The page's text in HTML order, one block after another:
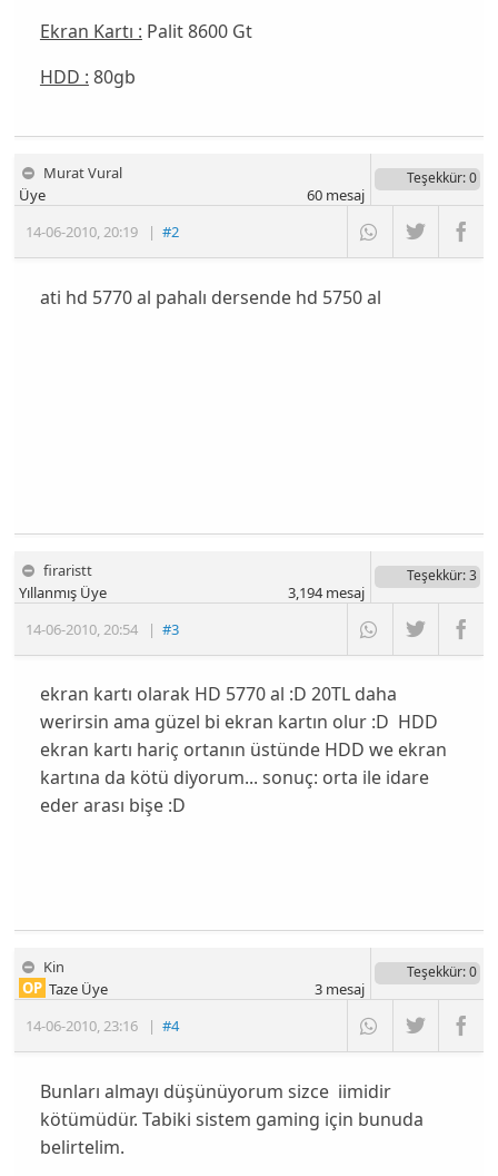
Ekran Kartı : Palit 8600 Gt
HDD : 80gb
Murat Vural
14-06-2010,20:19 |#2
Üye
Teşekkür: 0
60mesaj
ati hd 5770 al pahalı dersende hd 5750 al
firaristt
14-06-2010 20:54 |#3
Yıllanmış Üye
Teşekkür: 3
3,194mesaj
ekran kartı olarak HD 5770 al :D 20TL daha
werirsin ama güzel bi ekran kartın olur :D HDD
ekran kartı hariç ortanın üstünde HDD we ekran
kartına da kötü diyorum... sonuç: orta ile idare
eder arası bişe :D
Kin
14-06-2010,23:16 |#4
OP Taze Üye
Teşekkür: 0
3mesaj
Bunları almayı düşünüyorum sizce iimidir
kötümüdür. Tabiki sistem gaming için bunuda
belirtelim.